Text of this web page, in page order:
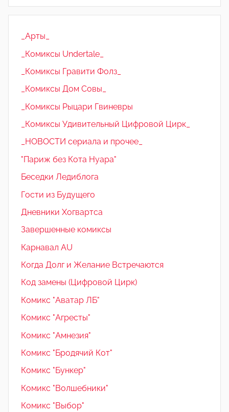
_Арты_
_Комиксы Undertale_
_Комиксы Гравити Фолз_
_Комиксы Дом Совы_
_Комиксы Рыцари Гвиневры
_Комиксы Удивительный Цифровой Цирк_
_НОВОСТИ сериала и прочее_
"Париж без Кота Нуара"
Беседки Ледиблога
Гости из Будущего
Дневники Хогвартса
Завершенные комиксы
Карнавал AU
Когда Долг и Желание Встречаются
Код замены (Цифровой Цирк)
Комикс "Аватар ЛБ"
Комикс "Агресты"
Комикс "Амнезия"
Комикс "Бродячий Кот"
Комикс "Бункер"
Комикс "Волшебники"
Комикс "Выбор"